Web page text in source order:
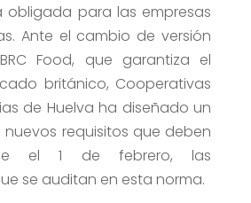
obligada para las empresas
Ante el cambio de versión
Food, que garantiza el
británico, Cooperativas
de Huelva ha diseñado un
nuevos requisitos que deben
el 1 de febrero, las
se auditan en esta norma.